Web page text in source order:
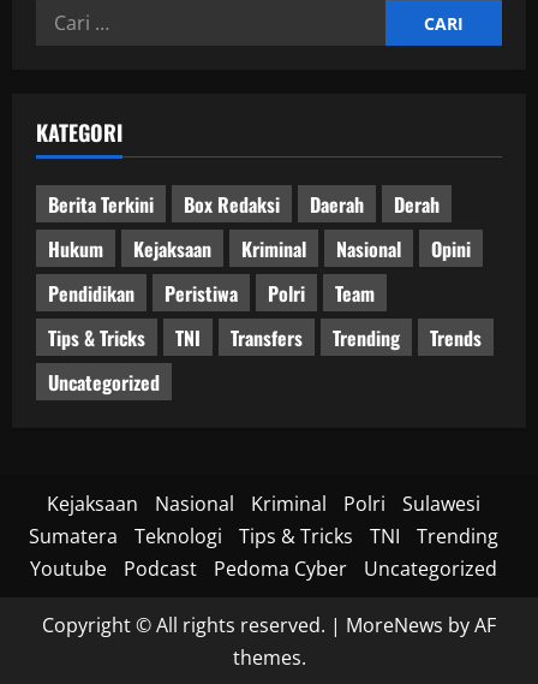
Cari
KATEGORI
Berita Terkini Box Redaksi Daerah
Derah
Hukum
Kejaksaan Kriminal Nasional
Opini
Pendidikan
Peristiwa Polri
Team
Tips & Tricks
TNI Transfers Trending
Trends
Uncategorized
Kejaksaan Nasional Kriminal Polri
Sulawesi
Sumatera
Teknologi Tips & Tricks TNI
Trending
Youtube
Podcast Pedoma Cyber Uncategorized
Copyright © All rights reserved. | MoreNews by AF
themes.